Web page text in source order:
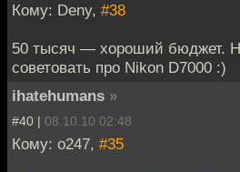
Кому: Deny, #38
50 тысяч — хороший бюджет.
советовать про Nikon D7000 :)
ihatehumans »
#40 | 08.10.10 02:48
Кому: o247, #35